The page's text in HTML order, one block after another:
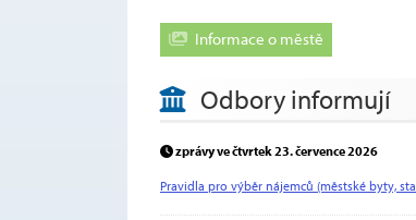
Informace o městě
Odbory informují
zprávy ve čtvrtek 23. července 2026
Pravidla pro výběr nájemců (městské byty,